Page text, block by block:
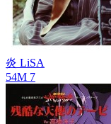
炎 LiSA
54M 7